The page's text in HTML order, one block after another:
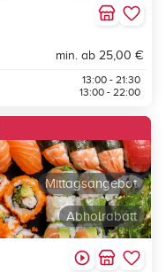
min. ab 25,00 €
13:00 - 21:30
13:00 - 22:00
Abholrabatt
Mittagsangebot